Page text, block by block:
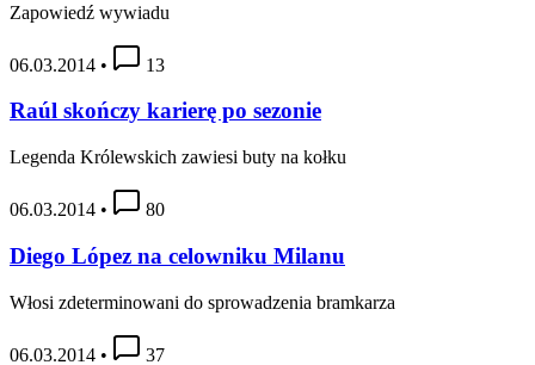
Zapowiedź wywiadu
06.03.2014 • 13
Raúl skończy karierę po sezonie
Legenda Królewskich zawiesi buty na kołku
06.03.2014 • 80
Diego López na celowniku Milanu
Włosi zdeterminowani do sprowadzenia bramkarza
06.03.2014 •
37